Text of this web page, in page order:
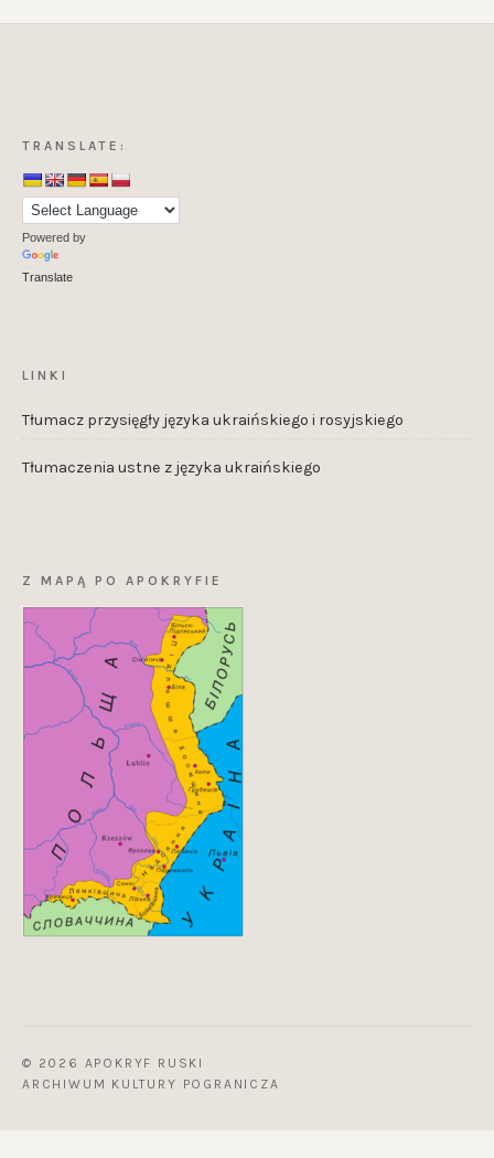
TRANSLATE:
Powered by
Translate
LINKI
Tłumacz przysięgły języka ukraińskiego i rosyjskiego
Tłumaczenia ustne z języka ukraińskiego
Z MAPĄ PO APOKRYFIE
© 2026 APOKRYF RUSKI
ARCHIWUM KULTURY POGRANICZA